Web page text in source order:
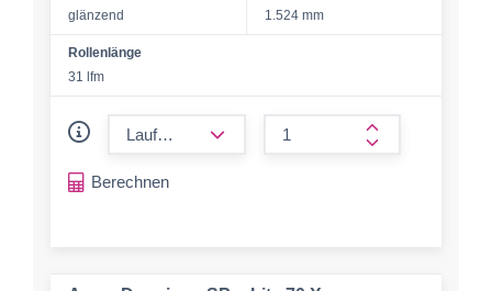
glänzend
1.524 mm
Rollenlänge
31 lfm
form.increase-
Berechnen